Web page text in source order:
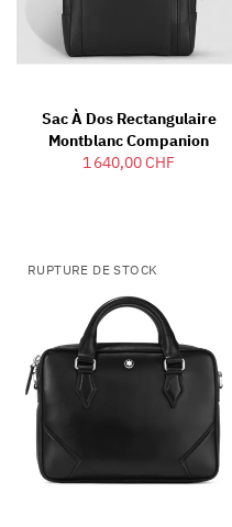
Sac À Dos Rectangulaire
Montblanc Companion
1 640,00 CHF
RUPTURE DE STOCK